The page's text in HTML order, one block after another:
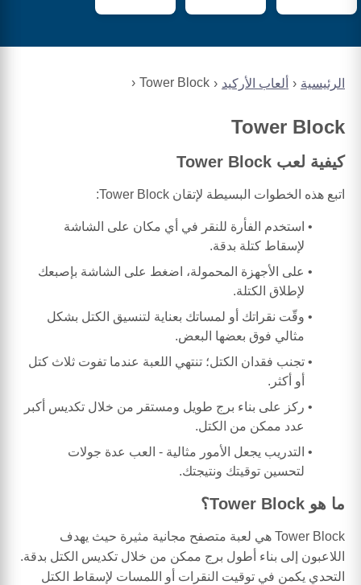
الرئيسية ألعاب الأركيد Tower Block
Tower Block
كيفية لعب Tower Block
اتبع هذه الخطوات البسيطة لإتقان Tower Block:
استخدم الفأرة للنقر في أي مكان على الشاشة
لإسقاط كتلة بدقة.
على الأجهزة المحمولة، اضغط على الشاشة بإصبعك
لإطلاق الكتلة.
وقّت نقراتك أو لمساتك بعناية لتنسيق الكتل بشكل
مثالي فوق بعضها البعض.
تجنب فقدان الكتل؛ تنتهي اللعبة عندما تفوت ثلاث كتل
أو أكثر.
ركز على بناء برج طويل ومستقر من خلال تكديس أكبر
عدد ممكن من الكتل.
التدريب يجعل الأمور مثالية - العب عدة جولات
لتحسين توقيتك ونتيجتك.
ما هو Tower Block؟
Tower Block هي لعبة متصفح مجانية مثيرة حيث يهدف
اللاعبون إلى بناء أطول برج ممكن من خلال تكديس الكتل بدقة.
التحدي يكمن في توقيت النقرات أو اللمسات لإسقاط الكتل